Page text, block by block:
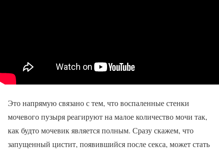
Это напрямую связано с тем, что воспаленные стенки
мочевого пузыря реагируют на малое количество мочи так,
как будто мочевик является полным. Сразу скажем, что
запущенный цистит, появившийся после секса, может стать